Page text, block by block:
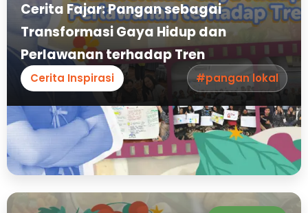
Cerita Fajar: Pangan sebagai
Transformasi Gaya Hidup dan
Perlawanan terhadap Tren
Cerita Inspirasi #pangan lokal